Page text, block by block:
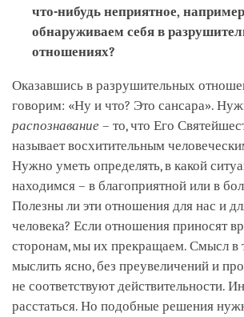
что-нибудь неприятное,
обнаруживаем себя в
отношениях?
Оказавшись в разрушительных
говорим: «Ну и что? Это сансара».
распознавание – то, что Его
называет восхитительным
Нужно уметь определять, в какой
находимся – в благоприятной или в
Полезны ли эти отношения для нас и
человека? Если отношения приносят
сторонам, мы их прекращаем. Смысл в
мыслить ясно, без преувеличений и
не соответствуют действительности.
расстаться. Но подобные решения